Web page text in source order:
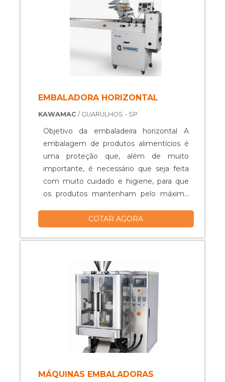
adequando-se perfeitamente ao ritmo
de uma linha de produção. A máquina é
EMBALADORA HORIZONTAL
KAWAMAC/ GUARULHOS - SP
Objetivo da embaladeira horizontal A
embalagem de produtos alimentícios é
uma proteção que, além de muito
importante, é necessário que seja feita
com muito cuidado e higiene, para que
os produtos mantenham pelo máximo
validade, sem estragar ou se deixarem
embaladora horizontal tira a necessidade
alimentos e torna automático o processo
de embal....
COTAR AGORA
MÁQUINAS EMBALADORAS